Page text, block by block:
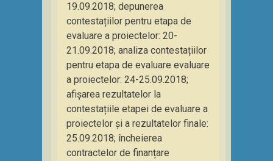
19.09.2018; depunerea
contestațiilor pentru etapa de
evaluare a proiectelor: 20-
21.09.2018; analiza contestațiilor
pentru etapa de evaluare evaluare
a proiectelor: 24-25.09.2018;
afișarea rezultatelor la
contestațiile etapei de evaluare a
proiectelor și a rezultatelor finale:
25.09.2018; încheierea
contractelor de finanțare